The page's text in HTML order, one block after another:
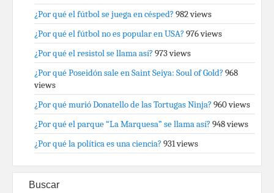
¿Por qué el fútbol se juega en césped? 982 views
¿Por qué el fútbol no es popular en USA? 976 views
¿Por qué el resistol se llama así? 973 views
¿Por qué Poseidón sale en Saint Seiya: Soul of Gold? 968
views
¿Por qué murió Donatello de las Tortugas Ninja? 960 views
¿Por qué el parque “La Marquesa” se llama así? 948 views
¿Por qué la política es una ciencia? 931 views
Buscar